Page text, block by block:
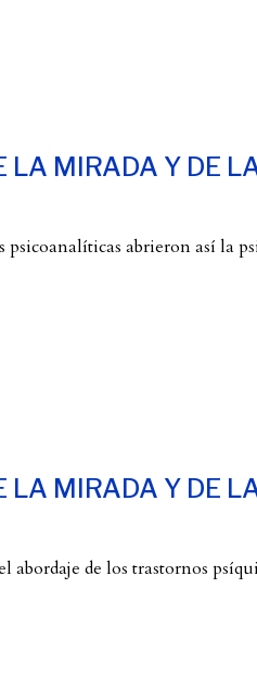
MIRADA Y DE
abrieron así la
MIRADA Y DE
de los trastornos